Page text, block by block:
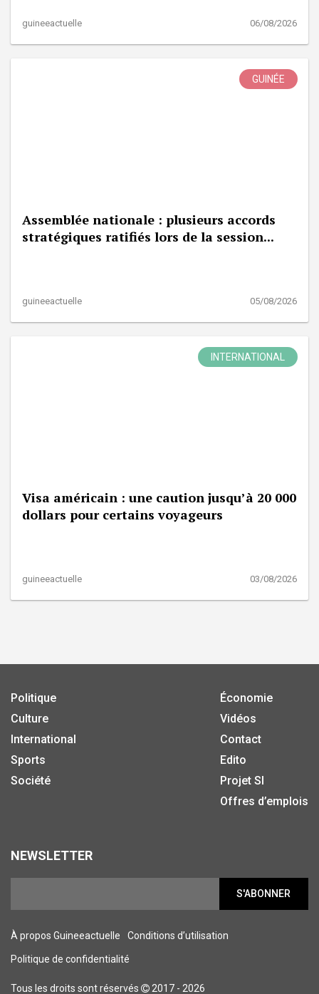
guineeactuelle 06/08/2026
GUINÉE
Assemblée nationale : plusieurs accords
stratégiques ratifiés lors de la session...
guineeactuelle 05/08/2026
INTERNATIONAL
Visa américain : une caution jusqu’à 20 000
dollars pour certains voyageurs
guineeactuelle 03/08/2026
Politique
Culture
International
Sports
Société
Économie
Vidéos
Contact
Edito
Projet SI
Offres d’emplois
NEWSLETTER
S'ABONNER
À propos Guineeactuelle Conditions d’utilisation
Politique de confidentialité
Tous les droits sont réservés 2017 - 2026